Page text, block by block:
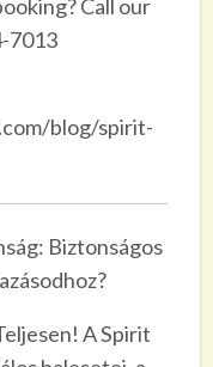
Call our
7013
blog/spirit-
Biztonságos
A Spirit